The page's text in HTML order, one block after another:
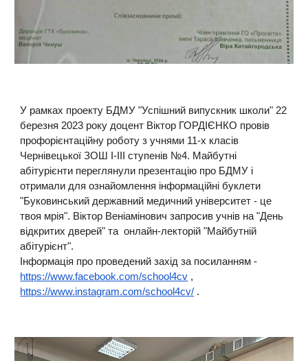
У рамках проекту БДМУ "Успішний випускник школи" 22
березня 2023 року доцент Віктор ГОРДІЄНКО провів
профорієнтаційну роботу з учнями 11-х класів
Чернівецької ЗОШ І-ІІІ ступенів №4. Майбутні
абітурієнти переглянули презентацію про БДМУ і
отримали для ознайомлення інформаційні буклети
"Буковинський державний медичний університет - це
твоя мрія". Віктор Веніамінович запросив учнів на "День
відкритих дверей" та онлайн-лекторій "Майбутній
абітурієнт".
Інформація про проведений захід за посиланням -
https://www.facebook.com/school4cv ,
https://www.instagram.com/school4cv/ .